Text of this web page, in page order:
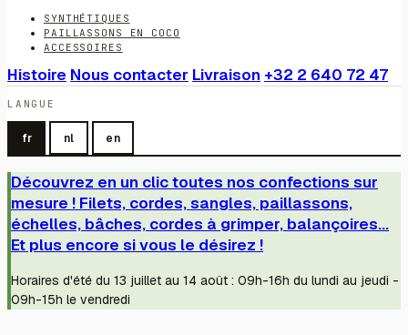
SYNTHÉTIQUES
PAILLASSONS EN COCO
ACCESSOIRES
Histoire Nous contacter Livraison +32 2 640 72 47
LANGUE
fr nl en
Découvrez en un clic toutes nos confections sur
mesure ! Filets, cordes, sangles, paillassons,
échelles, bâches, cordes à grimper, balançoires...
Et plus encore si vous le désirez !
Horaires d'été du 13 juillet au 14 août : 09h-16h du lundi au jeudi -
09h-15h le vendredi